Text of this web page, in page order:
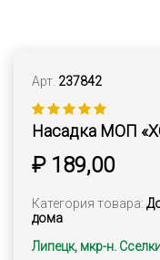
Арт. 237842
Насадка МОП
₽ 189,00
Категория товара:
дома
Липецк, мкр-н.